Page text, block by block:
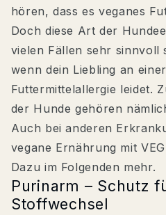
hören, dass es veganes
Doch diese Art der
vielen Fällen sehr sinnvoll
wenn dein Liebling an
Futtermittelallergie leidet.
der Hunde gehören
Auch bei anderen
vegane Ernährung mit
Dazu im Folgenden mehr.
Purinarm – Schutz
Stoffwechsel